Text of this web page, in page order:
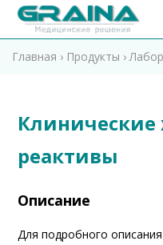
Главная › Продукты ›
реактивы
Описание
Для подробного